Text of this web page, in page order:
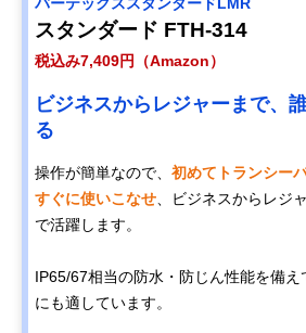
バーテックススタンダードLMR
スタンダード FTH-314
税込み7,409円（Amazon）
ビジネスからレジャーまで、
る
操作が簡単なので、 初めてトランシー
すぐに使いこなせ 、ビジネスからレジ
で活躍します。
IP65/67相当の防水・防じん性能を備え
にも適しています。